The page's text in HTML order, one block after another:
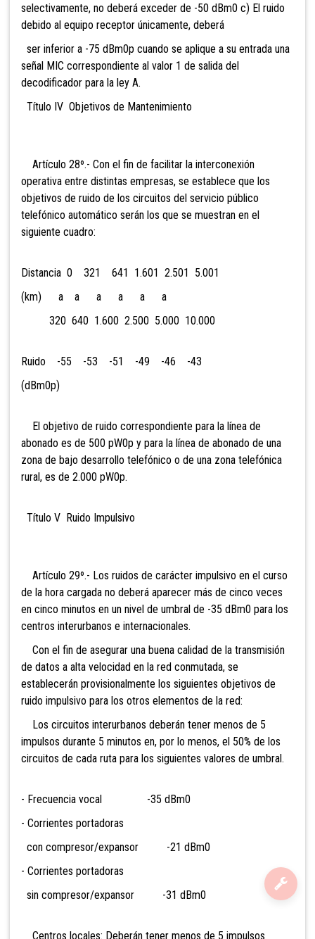
selectivamente, no deberá exceder de -50 dBm0 c) El ruido
debido al equipo receptor únicamente, deberá
ser inferior a -75 dBm0p cuando se aplique a su entrada una
señal MIC correspondiente al valor 1 de salida del
decodificador para la ley A.
Título IV Objetivos de Mantenimiento
Artículo 28º.- Con el fin de facilitar la interconexión
operativa entre distintas empresas, se establece que los
objetivos de ruido de los circuitos del servicio público
telefónico automático serán los que se muestran en el
siguiente cuadro:
Distancia 0 321 641 1.601 2.501 5.001
(km) a a a a a a
320 640 1.600 2.500 5.000 10.000
Ruido -55 -53 -51 -49 -46 -43
(dBm0p)
El objetivo de ruido correspondiente para la línea de
abonado es de 500 pW0p y para la línea de abonado de una
zona de bajo desarrollo telefónico o de una zona telefónica
rural, es de 2.000 pW0p.
Título V Ruido Impulsivo
Artículo 29º.- Los ruidos de carácter impulsivo en el curso
de la hora cargada no deberá aparecer más de cinco veces
en cinco minutos en un nivel de umbral de -35 dBm0 para los
centros interurbanos e internacionales.
Con el fin de asegurar una buena calidad de la transmisión
de datos a alta velocidad en la red conmutada, se
establecerán provisionalmente los siguientes objetivos de
ruido impulsivo para los otros elementos de la red:
Los circuitos interurbanos deberán tener menos de 5
impulsos durante 5 minutos en, por lo menos, el 50% de los
circuitos de cada ruta para los siguientes valores de umbral.
- Frecuencia vocal -35 dBm0
- Corrientes portadoras
con compresor/expansor -21 dBm0
- Corrientes portadoras
sin compresor/expansor -31 dBm0
Centros locales: Deberán tener menos de 5 impulsos